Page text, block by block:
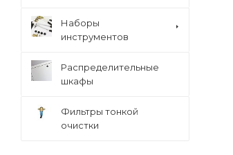
Наборы
инструментов
Распределительные
шкафы
Фильтры тонкой
очистки